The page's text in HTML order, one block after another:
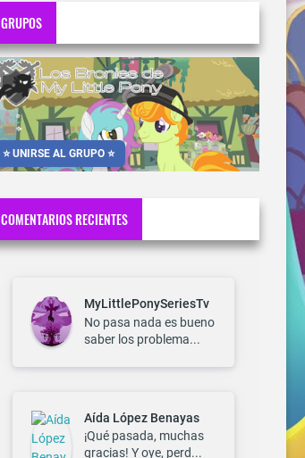
GRUPOS
⭐ UNIRSE AL GRUPO ⭐
COMENTARIOS RECIENTES
MyLittlePonySeriesTv
No pasa nada es bueno
saber los problema...
Aída López Benayas
¡Qué pasada, muchas
gracias! Y oye, perd...